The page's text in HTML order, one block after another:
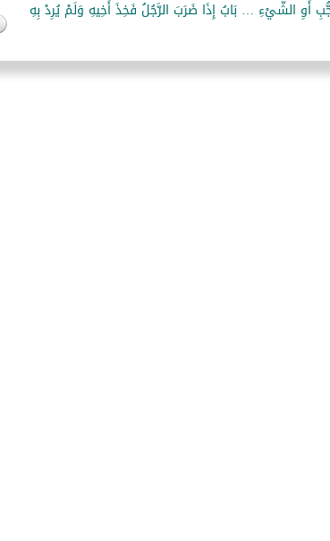
أَوِ الشَّيْءِ … بَابُ إِذَا ضَرَبَ الرَّجُلُ فَخِذَ أَخِيهِ وَلَمْ يُرِدْ بِهِ